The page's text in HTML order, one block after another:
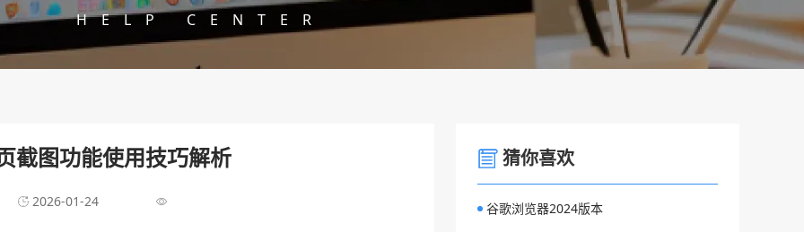
HELP CENTER
截图功能使用技巧解析
2026-01-24
猜你喜欢
谷歌浏览器2024版本